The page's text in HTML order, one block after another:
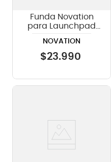
Funda Novation
para Launchpad
NOVATION
$23.990